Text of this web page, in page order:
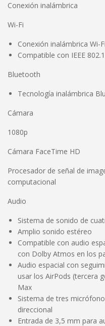
Conexión inalámbrica
Wi-Fi
Conexión inalámbrica Wi-
Compatible con IEEE
Bluetooth
Tecnología inalámbrica
Cámara
1080p
Cámara FaceTime HD
Procesador de señal de
computacional
Audio
Sistema de sonido de
Amplio sonido estéreo
Compatible con audio
con Dolby Atmos en los
Audio espacial con
usar los AirPods (tercera
Max
Sistema de tres
direccional
Entrada de 3,5 mm para